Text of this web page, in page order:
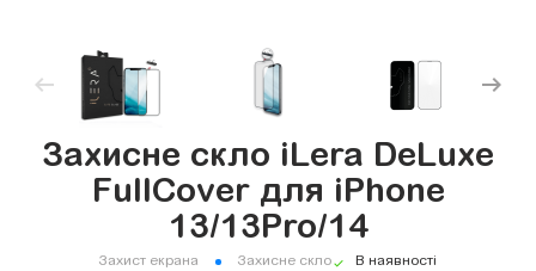
Захисне скло iLera DeLuxe
FullCover для iPhone
13/13Pro/14
Захист екрана Захисне скло
В наявності